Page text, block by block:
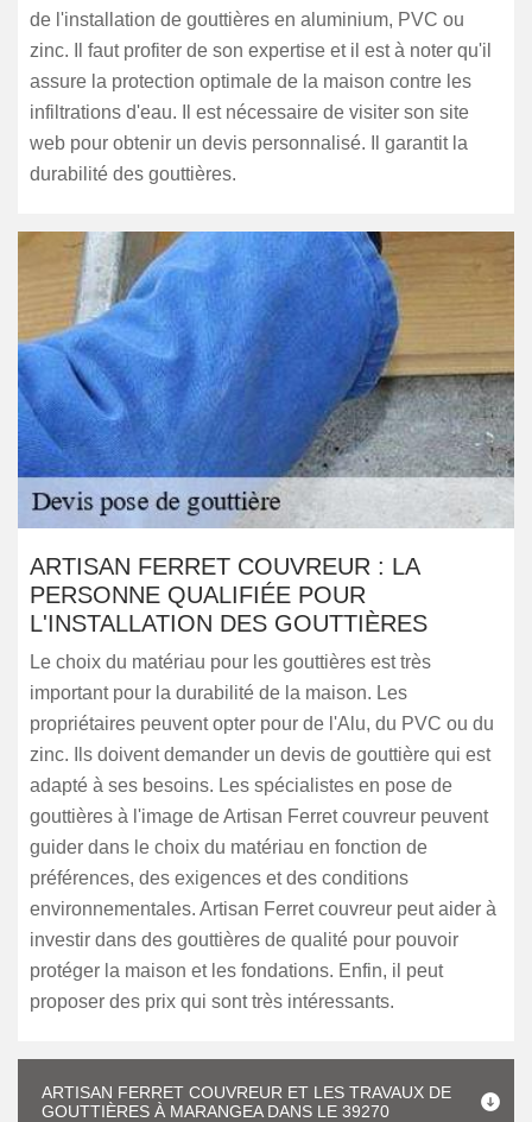
de l'installation de gouttières en aluminium, PVC ou
zinc. Il faut profiter de son expertise et il est à noter qu'il
assure la protection optimale de la maison contre les
infiltrations d'eau. Il est nécessaire de visiter son site
web pour obtenir un devis personnalisé. Il garantit la
durabilité des gouttières.
ARTISAN FERRET COUVREUR : LA
PERSONNE QUALIFIÉE POUR
L'INSTALLATION DES GOUTTIÈRES
Le choix du matériau pour les gouttières est très
important pour la durabilité de la maison. Les
propriétaires peuvent opter pour de l'Alu, du PVC ou du
zinc. Ils doivent demander un devis de gouttière qui est
adapté à ses besoins. Les spécialistes en pose de
gouttières à l'image de Artisan Ferret couvreur peuvent
guider dans le choix du matériau en fonction de
préférences, des exigences et des conditions
environnementales. Artisan Ferret couvreur peut aider à
investir dans des gouttières de qualité pour pouvoir
protéger la maison et les fondations. Enfin, il peut
proposer des prix qui sont très intéressants.
ARTISAN FERRET COUVREUR ET LES TRAVAUX DE
GOUTTIÈRES À MARANGEA DANS LE 39270